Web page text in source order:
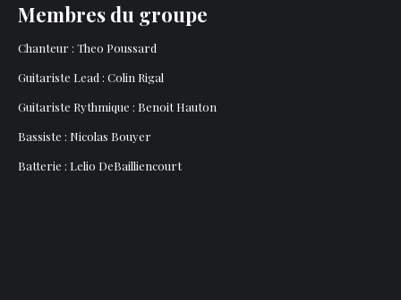
Membres du groupe
Chanteur : Theo Poussard
Guitariste Lead : Colin Rigal
Guitariste Rythmique : Benoit Hauton
Bassiste : Nicolas Bouyer
Batterie : Lelio DeBailliencourt